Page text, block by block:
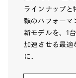
ラインナップと
頼のパフォーマ
新モデルを、1
加速させる最適
に。